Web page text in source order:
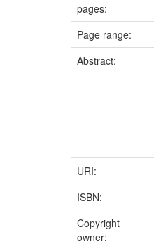
pages:
Page range:
Abstract:
URI:
ISBN:
Copyright
owner: